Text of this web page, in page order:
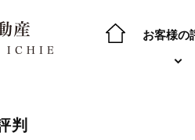
お客様の
判